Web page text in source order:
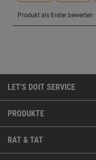
LET'S DOIT SERVICE
PRODUKTE
RAT & TAT